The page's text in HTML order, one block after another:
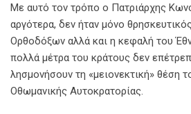
Με αυτό τον τρόπο ο Πατριάρχης
αργότερα, δεν ήταν μόνο
Ορθοδόξων αλλά και η κεφαλή του
πολλά μέτρα του κράτους δεν
λησμονήσουν τη «μειονεκτική» θέση
Οθωμανικής Αυτοκρατορίας.